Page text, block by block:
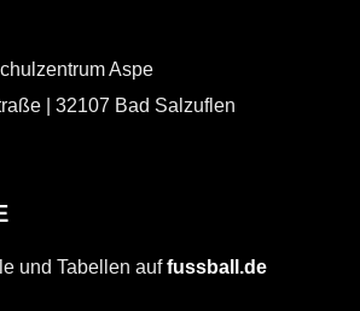
Aspe
| 32107 Bad Salzuflen
und Tabellen auffussball.de